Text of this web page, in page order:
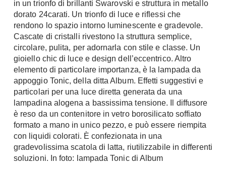
Comodino
Camere Classiche
Lenzuola
Piumini
Letti Contenitore
Letti a Scomparsa
Armadi
Armadio ante Battenti
Armadi ante
Scorrevoli
Cabine Armadio
Restauri
Impianti
Hi-Fi
Televisori
Hi-Fi
Home-Theatre
Console
Porte
Blindate
Porte Interne
in un trionfo di brillanti Swarovski e struttura in metallo
dorato 24carati. Un trionfo di luce e riflessi che
rendono lo spazio intorno luminescente e gradevole.
Cascate di cristalli rivestono la struttura semplice,
circolare, pulita, per adornarla con stile e classe. Un
gioiello chic di luce e design dell’eccentrico. Altro
elemento di particolare importanza, è la lampada da
appoggio Tonic, della ditta Album. Effetti suggestivi e
particolari per una luce diretta generata da una
lampadina alogena a bassissima tensione. Il diffusore
è reso da un contenitore in vetro borosilicato soffiato
formato a mano in unico pezzo, e può essere riempita
con liquidi colorati. È confezionata in una
gradevolissima scatola di latta, riutilizzabile in differenti
soluzioni. In foto: lampada Tonic di Album